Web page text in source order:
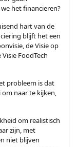
het financieren?
hart van de
blijft het een
de Visie op
FoodTech
probleem is dat
naar te kijken,
om realistisch
zijn, met
niet blijven